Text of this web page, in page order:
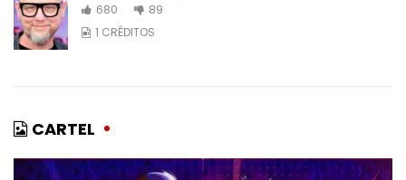
680
89
1 CRÉDITOS
CARTEL